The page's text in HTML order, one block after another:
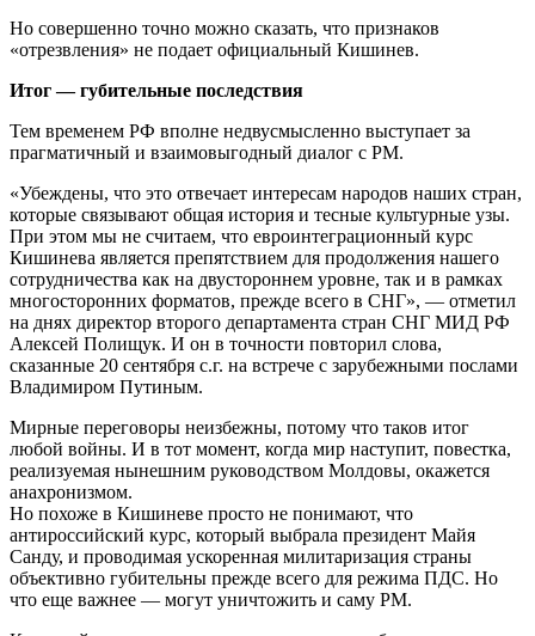
Но совершенно точно можно сказать, что признаков
«отрезвления» не подает официальный Кишинев.
Итог — губительные последствия
Тем временем РФ вполне недвусмысленно выступает за
прагматичный и взаимовыгодный диалог с РМ.
«Убеждены, что это отвечает интересам народов наших стран,
которые связывают общая история и тесные культурные узы.
При этом мы не считаем, что евроинтеграционный курс
Кишинева является препятствием для продолжения нашего
сотрудничества как на двустороннем уровне, так и в рамках
многосторонних форматов, прежде всего в СНГ», — отметил
на днях директор второго департамента стран СНГ МИД РФ
Алексей Полищук. И он в точности повторил слова,
сказанные 20 сентября с.г. на встрече с зарубежными послами
Владимиром Путиным.
Мирные переговоры неизбежны, потому что таков итог
любой войны. И в тот момент, когда мир наступит, повестка,
реализуемая нынешним руководством Молдовы, окажется
анахронизмом.
Но похоже в Кишиневе просто не понимают, что
антироссийский курс, который выбрала президент Майя
Санду, и проводимая ускоренная милитаризация страны
объективно губительны прежде всего для режима ПДС. Но
что еще важнее — могут уничтожить и саму РМ.